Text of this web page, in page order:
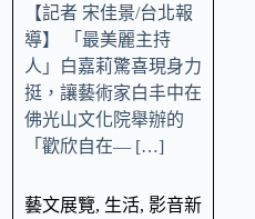
【記者 宋佳景/台北報
導】 「最美麗主持
人」白嘉莉驚喜現身力
挺，讓藝術家白丰中在
佛光山文化院舉辦的
「歡欣自在— […]
藝文展覽, 生活, 影音新